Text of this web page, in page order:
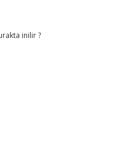
inilir ?